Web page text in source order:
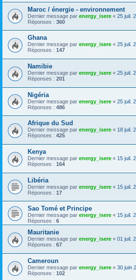
Maroc / énergie - environnement
Dernier message par energy_isere « 25 juil.
Réponses : 360
Ghana
Dernier message par energy_isere « 25 juil.
Réponses : 147
Namibie
Dernier message par energy_isere « 25 juil.
Réponses : 201
Nigéria
Dernier message par energy_isere « 25 juil.
Réponses : 486
Afrique du Sud
Dernier message par energy_isere « 18 juil.
Réponses : 425
Kenya
Dernier message par energy_isere « 15 juil.
Réponses : 164
Libéria
Dernier message par energy_isere « 15 juil.
Réponses : 17
Sao Tomé et Principe
Dernier message par energy_isere « 15 juil.
Réponses : 6
Mauritanie
Dernier message par energy_isere « 01 juil.
Réponses : 67
Cameroun
Dernier message par energy_isere « 30 juin
Réponses : 102